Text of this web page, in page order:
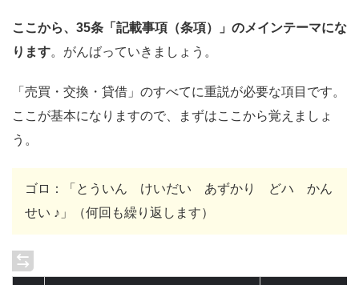
ここから、35条「記載事項（条項）」のメインテーマにな
ります。がんばっていきましょう。
「売買・交換・貸借」のすべてに重説が必要な項目です。
ここが基本になりますので、まずはここから覚えましょ
う。
ゴロ：「とういん けいだい あずかり どハ かん
せい ♪」（何回も繰り返します）